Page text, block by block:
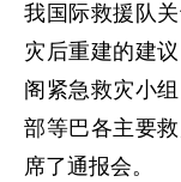
我国际救援队
灾后重建的建
阁紧急救灾小
部等巴各主要
席了通报会。